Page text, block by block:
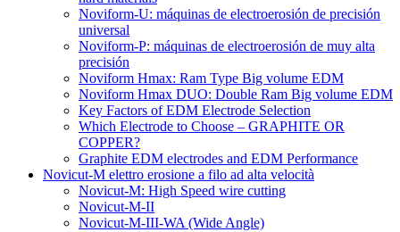
Noviform-U: máquinas de electroerosión de precisión
universal
Noviform-P: máquinas de electroerosión de muy alta
precisión
Noviform Hmax: Ram Type Big volume EDM
Noviform Hmax DUO: Double Ram Big volume EDM
Key Factors of EDM Electrode Selection
Which Electrode to Choose – GRAPHITE OR
COPPER?
Graphite EDM electrodes and EDM Performance
Novicut-M elettro erosione a filo ad alta velocità
Novicut-M: High Speed wire cutting
Novicut-M-II
Novicut-M-III-WA (Wide Angle)